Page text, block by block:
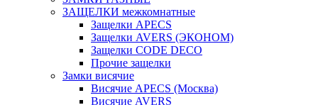
ЗАЩЕЛКИ межкомнатные
Защелки APECS
Защелки AVERS (ЭКОНОМ)
Защелки CODE DECO
Прочие защелки
Замки висячие
Висячие APECS (Москва)
Висячие AVERS